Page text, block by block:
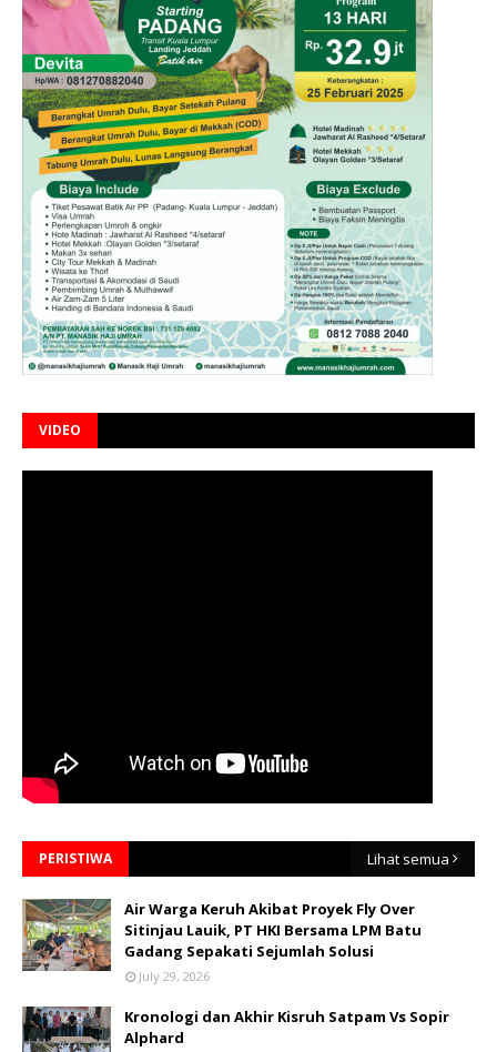
VIDEO
PERISTIWA Lihat semua
Air Warga Keruh Akibat Proyek Fly Over
Sitinjau Lauik, PT HKI Bersama LPM Batu
Gadang Sepakati Sejumlah Solusi
July 29, 2026
Kronologi dan Akhir Kisruh Satpam Vs Sopir
Alphard